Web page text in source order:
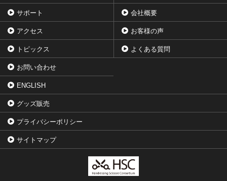
サポート 会社概要
アクセス お客様の声
トピックス よくある質問
お問い合わせ
ENGLISH
グッズ販売
プライバシーポリシー
サイトマップ